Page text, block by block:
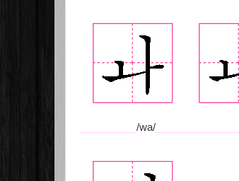
/wa/